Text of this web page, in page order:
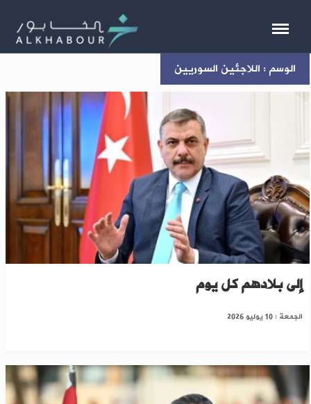
الوسم : اللاجئين السوريين
تركيا تكشف عدد اللاجئين السوريين الذين يعودون
إلى بلادهم كل يوم
الجمعة : 10 يوليو 2026